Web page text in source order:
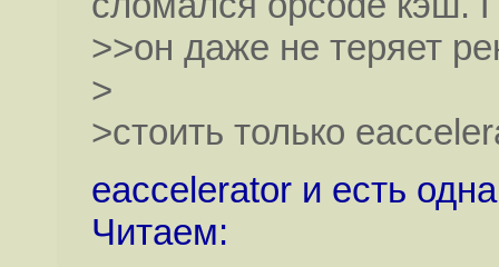
>>он даже не теряет
>
>стоить только
eaccelerator и есть
Читаем: